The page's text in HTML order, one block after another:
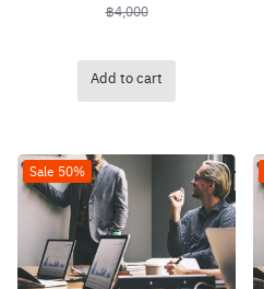
฿4,000
Add to cart
Sale 50%